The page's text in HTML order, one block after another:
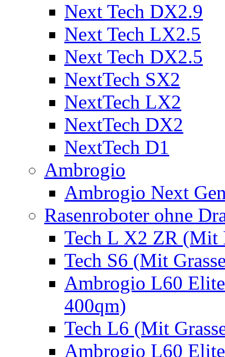
Next Tech DX2.9
Next Tech LX2.5
Next Tech DX2.5
NextTech SX2
NextTech LX2
NextTech DX2
NextTech D1
Ambrogio
Ambrogio Next
Rasenroboter ohne
Tech L X2 ZR (Mit
Tech S6 (Mit
Ambrogio L60
400qm)
Tech L6 (Mit
Ambrogio L60